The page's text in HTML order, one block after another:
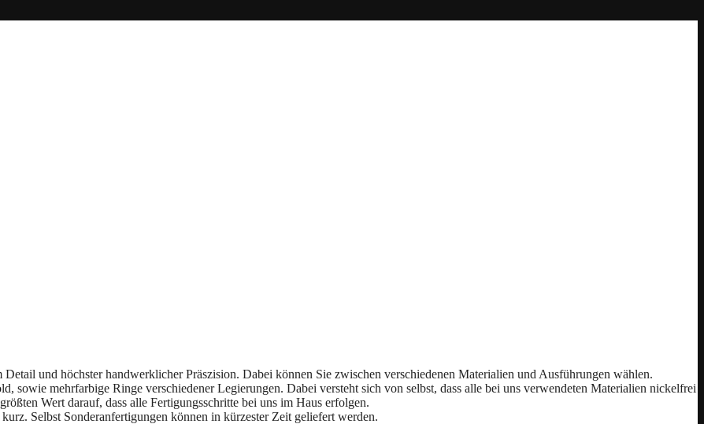
und höchster handwerklicher Präszision. Dabei können Sie zwischen verschiedenen Materialien und Ausführungen wählen.
sowie mehrfarbige Ringe verschiedener Legierungen. Dabei versteht sich von selbst, dass alle bei uns verwendeten Materialien nickelfrei
Wert darauf, dass alle Fertigungsschritte bei uns im Haus erfolgen.
Selbst Sonderanfertigungen können in kürzester Zeit geliefert werden.